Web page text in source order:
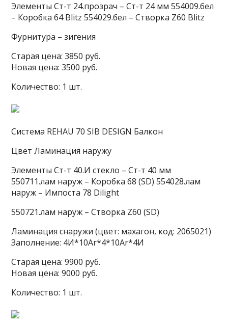
Элементы Ст-т 24.прозрач – Ст-т 24 мм 554009.бел
– Коробка 64 Blitz 554029.бел – Cтворка Z60 Blitz
Фурнитура – зигения
Старая цена: 3850 руб.
Новая цена: 3500 руб.
Количество: 1 шт.
Система REHAU 70 SIB DESIGN Балкон
Цвет Ламинaция наружу
Элементы Ст-т 40.И стекло – Ст-т 40 мм
550711.лам наруж – Коробка 68 (SD) 554028.лам
наруж – Импоста 78 Dilight
550721.лам наруж – Створка Z60 (SD)
Ламинация снаружи (цвет: махагон, код: 2065021)
Заполнение: 4И*10Ar*4*10Ar*4И
Старая цена: 9900 руб.
Новая цена: 9000 руб.
Количество: 1 шт.